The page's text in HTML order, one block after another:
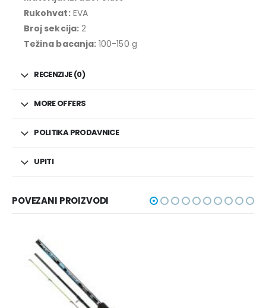
Rukohvat:EVA
Broj sekcija:2
Težina bacanja: 100-150 g
RECENZIJE (0)
MORE OFFERS
POLITIKA PRODAVNICE
UPITI
POVEZANI PROIZVODI